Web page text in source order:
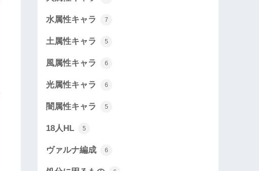
水属性キャラ 7
土属性キャラ 5
風属性キャラ 6
光属性キャラ 6
闇属性キャラ 5
18人HL 5
ヴァルナ編成 6